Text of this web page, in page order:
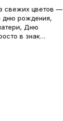
свежих цветов —
дню рождения,
Дню
в знак
— отличный